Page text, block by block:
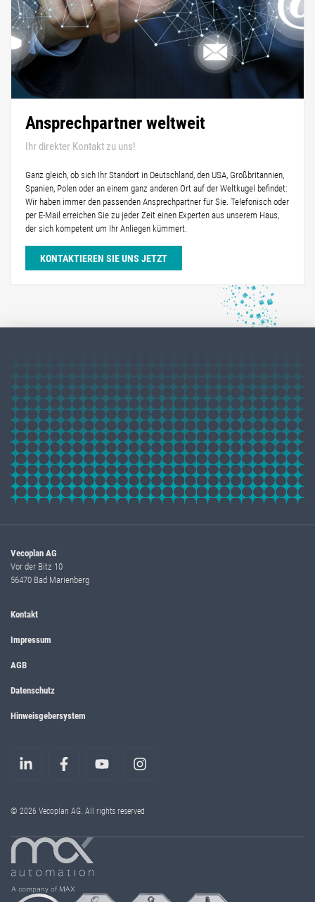
Ansprechpartner weltweit
Ihr direkter Kontakt zu uns!
Ganz gleich, ob sich Ihr Standort in Deutschland, den USA, Großbritannien,
Spanien, Polen oder an einem ganz anderen Ort auf der Weltkugel befindet:
Wir haben immer den passenden Ansprechpartner für Sie. Telefonisch oder
per E-Mail erreichen Sie zu jeder Zeit einen Experten aus unserem Haus,
der sich kompetent um Ihr Anliegen kümmert.
KONTAKTIEREN SIE UNS JETZT
Vecoplan AG
Vor der Bitz 10
56470 Bad Marienberg
Kontakt
Impressum
AGB
Datenschutz
Hinweisgebersystem
© 2026 Vecoplan AG. All rights reserved